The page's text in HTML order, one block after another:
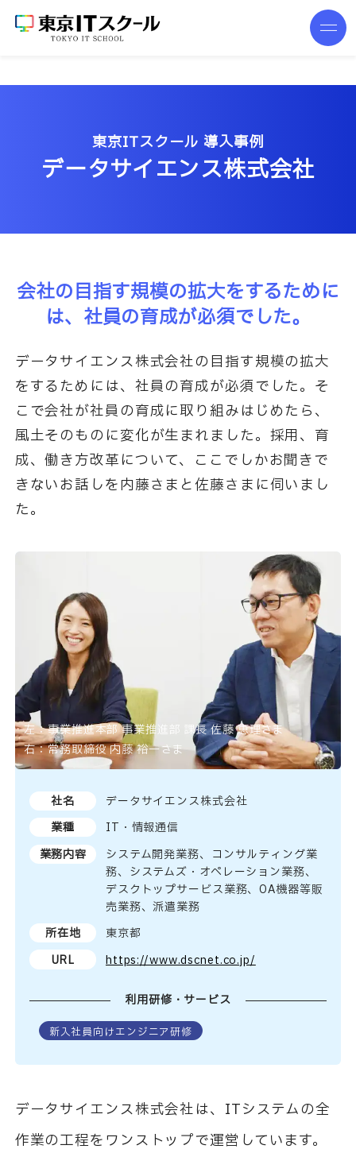
東京ITスクール 導入事例
データサイエンス株式会社
会社の目指す規模の拡大をするために
は、 社員の育成が必須でした。
データサイエンス株式会社の目指す規模の拡大
をするためには、社員の育成が必須でした。そ
こで会社が社員の育成に取り組みはじめたら、
風土そのものに変化が生まれました。採用、育
成、働き方改革について、ここでしかお聞きで
きないお話しを内藤さまと佐藤さまに伺いまし
た。
左：事業推進本部 事業推進部 課長 佐藤 恵理さま
右：常務取締役 内藤 裕一さま
社名
データサイエンス株式会社
業種
IT・情報通信
業務内容
システム開発業務、コンサルティング業
務、システムズ・オペレーション業務、
デスクトップサービス業務、OA機器等販
売業務、派遣業務
所在地
東京都
URL
https://www.dscnet.co.jp/
利用研修・サービス
新入社員向けエンジニア研修
データサイエンス株式会社は、ITシステムの全
作業の工程をワンストップで運営しています。